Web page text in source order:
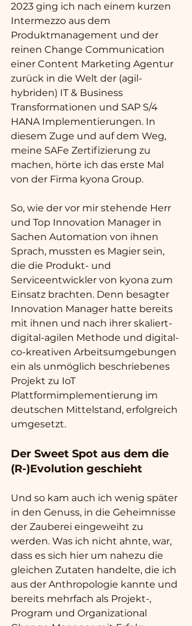
2023 ging ich nach einem kurzen
Intermezzo aus dem
Produktmanagement und der
reinen Change Communication
einer Content Marketing Agentur
zurück in die Welt der (agil-
hybriden) IT & Business
Transformationen und SAP S/4
HANA Implementierungen. In
diesem Zuge und auf dem Weg,
meine SAFe Zertifizierung zu
machen, hörte ich das erste Mal
von der Firma kyona Group.
So, wie der vor mir stehende Herr
und Top Innovation Manager in
Sachen Automation von ihnen
Sprach, mussten es Magier sein,
die die Produkt- und
Serviceentwickler von kyona zum
Einsatz brachten. Denn besagter
Innovation Manager hatte bereits
mit ihnen und nach ihrer skaliert-
digital-agilen Methode und digital-
co-kreativen Arbeitsumgebungen
ein als unmöglich beschriebenes
Projekt zu IoT
Plattformimplementierung im
deutschen Mittelstand, erfolgreich
umgesetzt.
Der Sweet Spot aus dem die
(R-)Evolution geschieht
Und so kam auch ich wenig später
in den Genuss, in die Geheimnisse
der Zauberei eingeweiht zu
werden. Was ich nicht ahnte, war,
dass es sich hier um nahezu die
gleichen Zutaten handelte, die ich
aus der Anthropologie kannte und
bereits mehrfach als Projekt-,
Program und Organizational